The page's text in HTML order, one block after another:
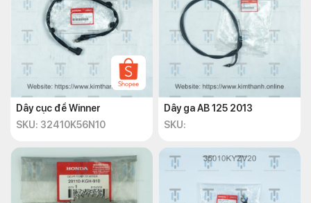
Dây cục đề Winner
SKU: 32410K56N10
Dây ga AB 125 2013
SKU: